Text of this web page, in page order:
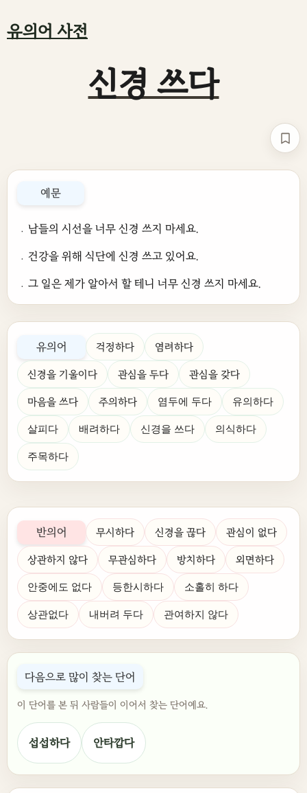
유의어 사전
신경 쓰다
책갈
예문
﹒남들의 시선을 너무 신경 쓰지 마세요.
﹒건강을 위해 식단에 신경 쓰고 있어요.
﹒그 일은 제가 알아서 할 테니 너무 신경 쓰지 마세요.
유의어 걱정하다 염려하다
신경을 기울이다 관심을 두다 관심을 갖다
마음을 쓰다 주의하다 염두에 두다 유의하다
살피다 배려하다 신경을 쓰다 의식하다
주목하다
반의어 무시하다 신경을 끊다 관심이 없다
상관하지 않다 무관심하다 방치하다 외면하다
안중에도 없다 등한시하다 소홀히 하다
상관없다 내버려 두다 관여하지 않다
다음으로 많이 찾는 단어
이 단어를 본 뒤 사람들이 이어서 찾는 단어예요.
섭섭하다 안타깝다